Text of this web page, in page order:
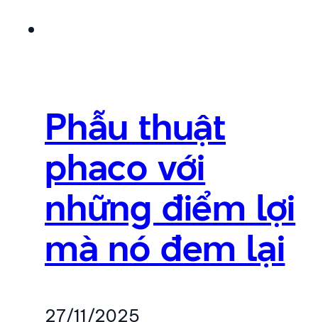
Phẫu thuật
phaco với
những điểm lợi
mà nó đem lại
27/11/2025